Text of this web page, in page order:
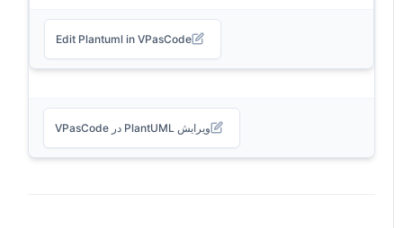
Edit Plantuml in VPasCode
ویرایش PlantUML در VPasCode